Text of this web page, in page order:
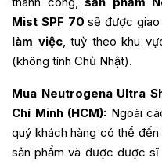
Mist SPF 70sẽ được
làm việc, tuỳ theo khu
(không tính Chủ Nhật).
Mua Neutrogena Ultra
Chí Minh (HCM): Ngoài
quý khách hàng có thể
sản phẩm và được dược